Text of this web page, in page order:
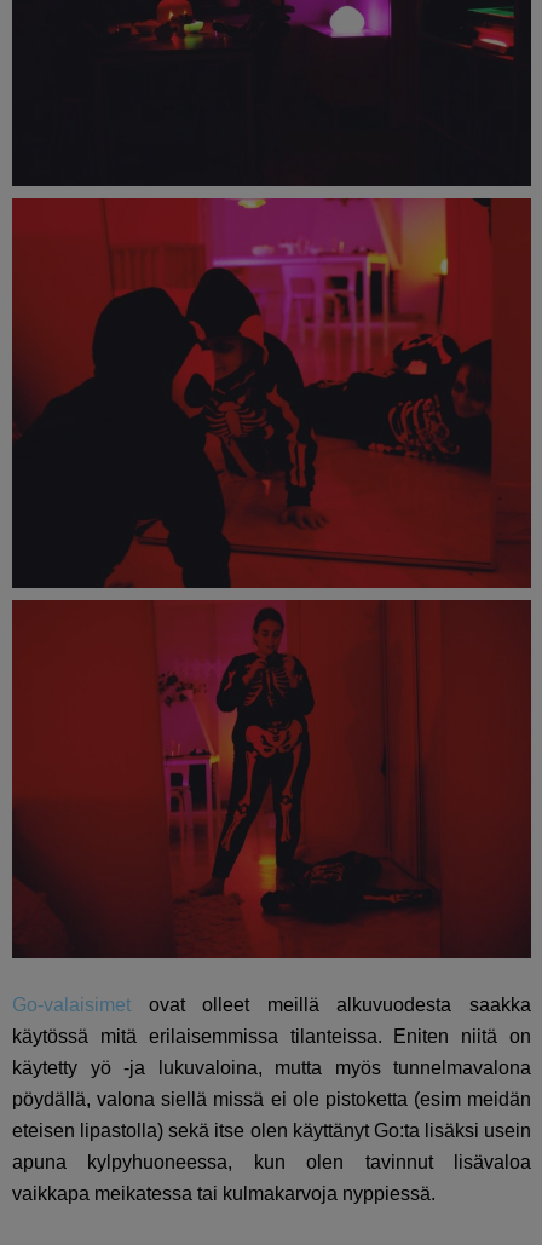
Go-valaisimet ovat olleet meillä alkuvuodesta saakka
käytössä mitä erilaisemmissa tilanteissa. Eniten niitä on
käytetty yö -ja lukuvaloina, mutta myös tunnelmavalona
pöydällä, valona siellä missä ei ole pistoketta (esim meidän
eteisen lipastolla) sekä itse olen käyttänyt Go:ta lisäksi usein
apuna kylpyhuoneessa, kun olen tavinnut lisävaloa
vaikkapa meikatessa tai kulmakarvoja nyppiessä.